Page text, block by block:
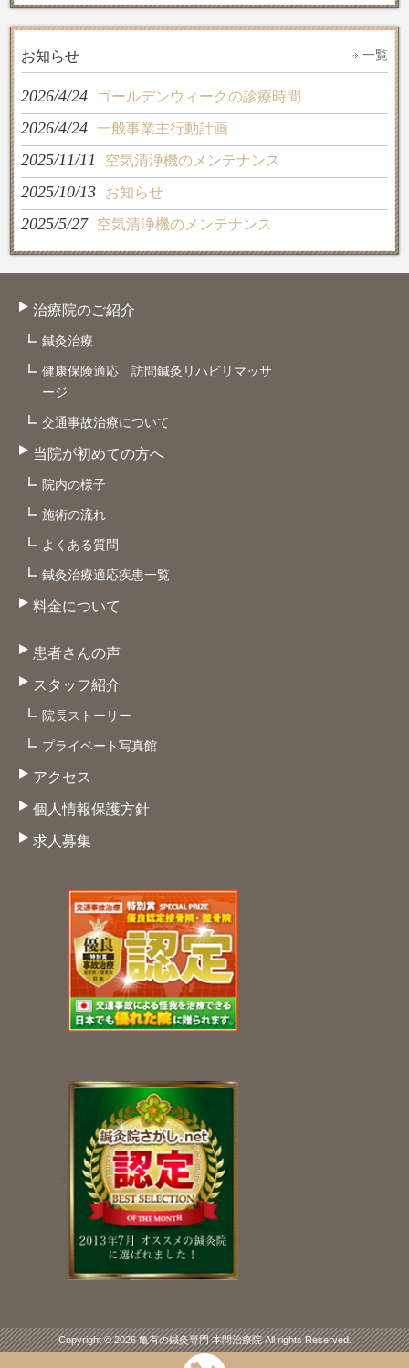
お知らせ 一覧
2026/4/24 ゴールデンウィークの診療時間
2026/4/24 一般事業主行動計画
2025/11/11 空気清浄機のメンテナンス
2025/10/13 お知らせ
2025/5/27 空気清浄機のメンテナンス
治療院のご紹介
鍼灸治療
健康保険適応 訪問鍼灸リハビリマッサ
ージ
交通事故治療について
当院が初めての方へ
院内の様子
施術の流れ
よくある質問
鍼灸治療適応疾患一覧
料金について
患者さんの声
スタッフ紹介
院長ストーリー
プライベート写真館
アクセス
個人情報保護方針
求人募集
Copyright © 2026 亀有の鍼灸専門 本間治療院 All rights Reserved.